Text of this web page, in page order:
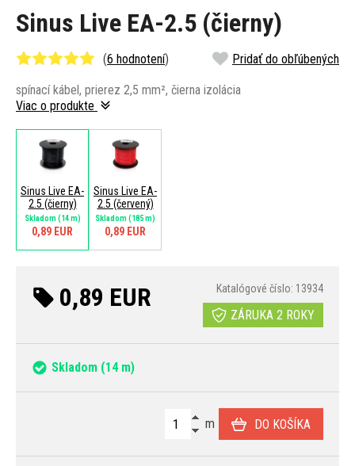
Sinus Live EA-2.5 (čierny)
(6 hodnotení) Pridať do obľúbených
spínací kábel, prierez 2,5 mm², čierna izolácia
Viac o produkte
Sinus Live EA-
2.5 (čierny)
Skladom(14 m)
0,89 EUR
Sinus Live EA-
2.5 (červený)
Skladom(185 m)
0,89 EUR
0,89 EUR Katalógové číslo: 13934
ZÁRUKA 2 ROKY
Skladom (14 m)
m DO KOŠÍKA